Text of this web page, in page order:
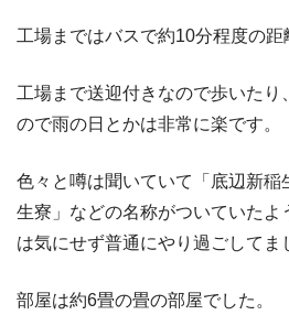
工場まではバスで約10分程度の距
工場まで送迎付きなので歩いたり
ので雨の日とかは非常に楽です。
色々と噂は聞いていて「底辺新稲
生寮」などの名称がついていたよ
は気にせず普通にやり過ごしてま
部屋は約6畳の畳の部屋でした。